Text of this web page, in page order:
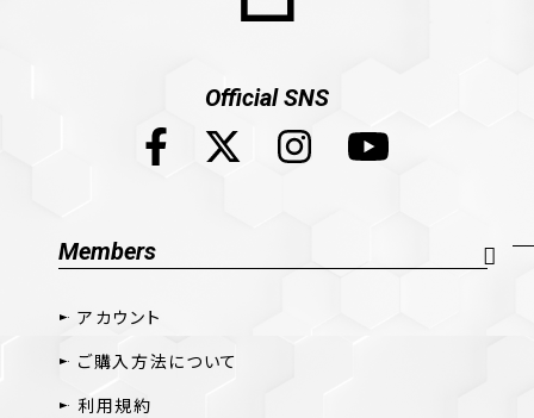
Official SNS
Members
アカウント
ご購入方法について
利用規約